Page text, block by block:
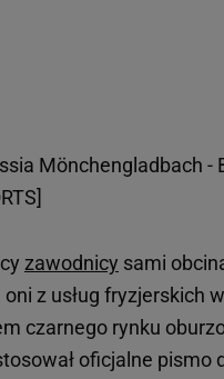
Mönchengladbach -
zawodnicy sami
z usług fryzjerskich
czarnego rynku
oficjalne pismo